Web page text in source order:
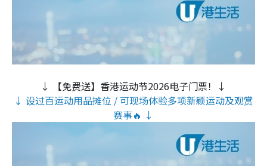
↓ 【免费送】香港运动节2026电子门票！↓
↓ 设过百运动用品摊位 / 可现场体验多项新颖运动及观赏
赛事🔥 ↓